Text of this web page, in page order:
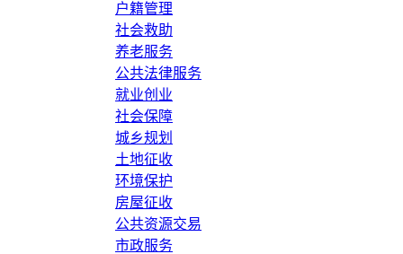
户籍管理
社会救助
养老服务
公共法律服务
就业创业
社会保障
城乡规划
土地征收
环境保护
房屋征收
公共资源交易
市政服务